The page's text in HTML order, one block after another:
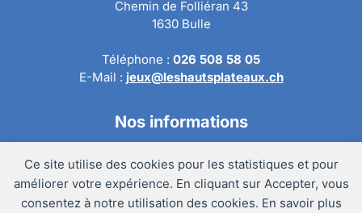
Ce site utilise des cookies pour les statistiques et pour
améliorer votre expérience. En cliquant sur Accepter, vous
consentez à notre utilisation des cookies. En savoir plus
Chemin de Folliéran 43
1630 Bulle
Téléphone : 026 508 58 05
E-Mail : jeux@leshautsplateaux.ch
Nos informations
Politique de confidentialité
Politique de retour
Mentions légales